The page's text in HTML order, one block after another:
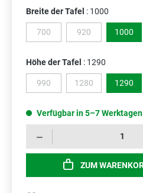
Breite der Tafel : 1000
700(Diese Option ist zurzeit nicht
920(Diese Option ist
1000
Höhe der Tafel : 1290
990(Diese Option ist zurzeit nicht
1280(Diese Option ist
1290
Verfügbar in 5–7 Werktagen
ZUM